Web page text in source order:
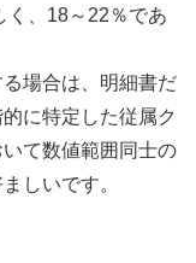
く、18～22％であ
場合は、明細書だ
に特定した従属ク
て数値範囲同士の
しいです。